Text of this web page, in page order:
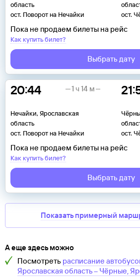
область
ост. Поворот на Нечайки
ост.
Пока не продаем билеты на рейс
Как купить билет?
Выбрать дату
20:44
Нечайки, Ярославская
область
ост. Поворот на Нечайки
ост.
1 ч 14 м
Пока не продаем билеты на рейс
Как купить билет?
Выбрать дату
Показать примерный
А еще здесь можно
Посмотреть расписание
Ярославская область– Чёрные,